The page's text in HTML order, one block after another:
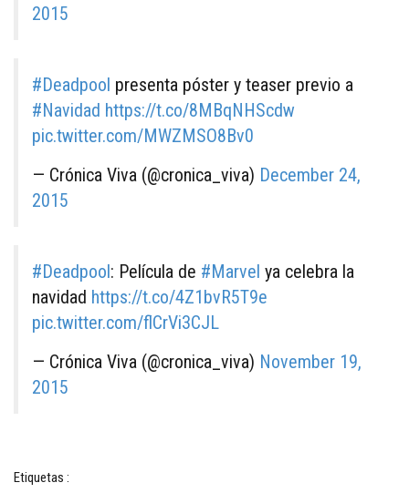
2015
#Deadpool presenta póster y teaser previo a
#Navidad https://t.co/8MBqNHScdw
pic.twitter.com/MWZMSO8Bv0
— Crónica Viva (@cronica_viva) December 24,
2015
#Deadpool: Película de #Marvel ya celebra la
navidad https://t.co/4Z1bvR5T9e
pic.twitter.com/flCrVi3CJL
— Crónica Viva (@cronica_viva) November 19,
2015
Etiquetas :